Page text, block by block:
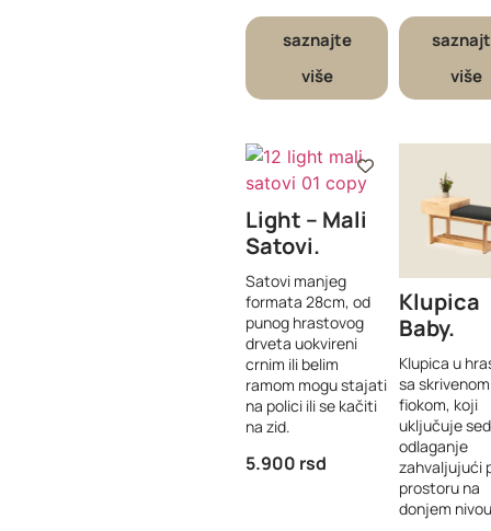
saznajte
više
više
Light – Mali
Satovi
Satovi manjeg
formata 28cm, od
punog hrastovog
drveta uokvireni
crnim ili belim
ramom mogu stajati
na polici ili se kačiti
na zid.
5.900 rsd
Klupica
Baby
Klupica u
sa skrivenom
fiokom, koji
uključuje
odlaganje
zahvaljujući
prostoru na
donjem